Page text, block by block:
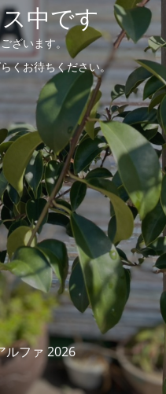
中です
ざいます。
くお待ちください。
ルファ 2026